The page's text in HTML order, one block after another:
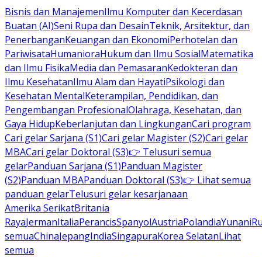
Bisnis dan ManajemenIlmu Komputer dan Kecerdasan
Buatan (AI)Seni Rupa dan DesainTeknik, Arsitektur, dan
PenerbanganKeuangan dan EkonomiPerhotelan dan
PariwisataHumanioraHukum dan Ilmu SosialMatematika
dan Ilmu FisikaMedia dan PemasaranKedokteran dan
Ilmu KesehatanIlmu Alam dan HayatiPsikologi dan
Kesehatan MentalKeterampilan, Pendidikan, dan
Pengembangan ProfesionalOlahraga, Kesehatan, dan
Gaya HidupKeberlanjutan dan LingkunganCari program
Cari gelar Sarjana (S1)Cari gelar Magister (S2)Cari gelar
MBACari gelar Doktoral (S3)👉 Telusuri semua
gelarPanduan Sarjana (S1)Panduan Magister
(S2)Panduan MBAPanduan Doktoral (S3)👉 Lihat semua
panduan gelarTelusuri gelar kesarjanaan
Amerika SerikatBritania
RayaJermanItaliaPerancisSpanyolAustriaPolandiaYunani
semuaChinaJepangIndiaSingapuraKorea SelatanLihat
semua